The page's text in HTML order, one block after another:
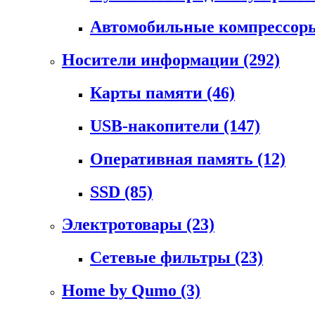
Автомобильные
Носители информации (292)
Карты памяти (46)
USB-накопители (147)
Оперативная память (12)
SSD (85)
Электротовары (23)
Сетевые фильтры (23)
Home by Qumo (3)